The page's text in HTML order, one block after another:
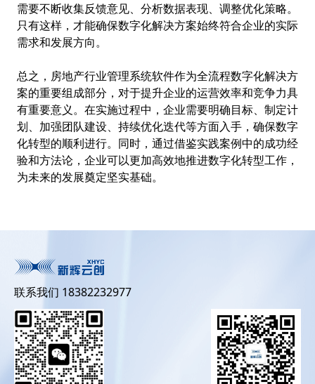
需要不断收集反馈意见、分析数据表现、调整优化策略。
只有这样，才能确保数字化解决方案始终符合企业的实际
需求和发展方向。
总之，房地产行业管理系统软件作为全流程数字化解决方
案的重要组成部分，对于提升企业的运营效率和竞争力具
有重要意义。在实施过程中，企业需要明确目标、制定计
划、加强团队建设、持续优化迭代等方面入手，确保数字
化转型的顺利进行。同时，通过借鉴实践案例中的成功经
验和方法论，企业可以更加高效地推进数字化转型工作，
为未来的发展奠定坚实基础。
联系我们 18382232977